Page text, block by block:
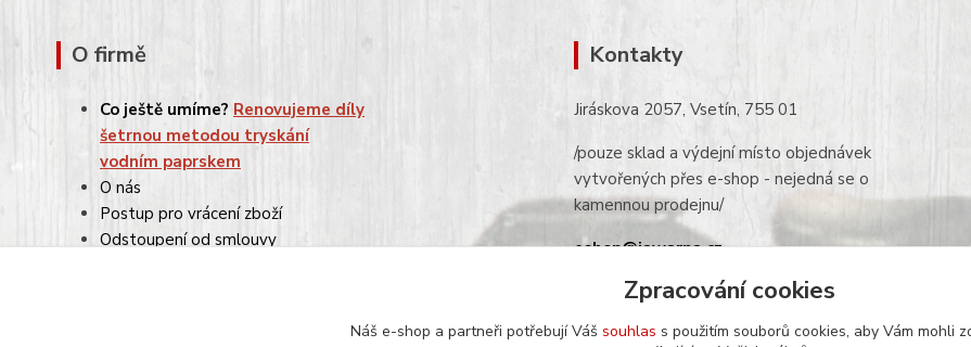
O firmě
Co ještě umíme? Renovujeme díly
šetrnou metodou tryskání
vodním paprskem
O nás
Postup pro vrácení zboží
Odstoupení od smlouvy
Kontakty
Jiráskova 2057, Vsetín, 755 01
/pouze sklad a výdejní místo objednávek
vytvořených přes e-shop - nejedná se o
kamennou prodejnu/
eshop@jawarna.cz
tel.: +420 608 369 346
(po-pá 9h-16h)
Zpracování cookies
Náš e-shop a partneři potřebují Váš souhlas s použitím souborů cookies, aby Vám mohli